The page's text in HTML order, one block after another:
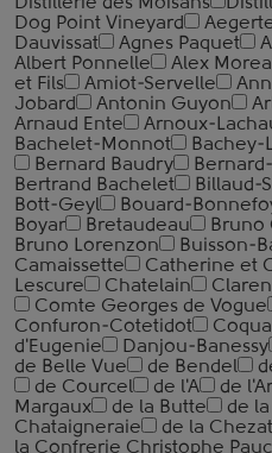
Dog Point Vineyard
Dauvissat
Agnes Paquet
Albert Ponnelle
Alex
et Fils
Amiot-Servelle
Jobard
Antonin Guyon
Arnaud Ente
Arnoux-
Bachelet-Monnot
Bachey-
Bernard Baudry
Bertrand Bachelet
Billaud-
Bott-Geyl
Bouard-
Boyar
Bretaudeau Bruno
Bruno Lorenzon
Buisson-
Camaissette
Catherine et
Lescure
Chatelain
Comte Georges de Vogue
Confuron-Cotetidot
d'Eugenie
Danjou-Banessy
de Belle Vue
de Bendel
de Courcel
de l'A de
Margaux
de la Butte de
Chataigneraie
de la
la Confrerie Christophe